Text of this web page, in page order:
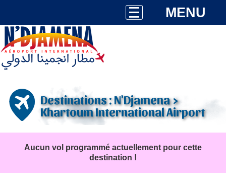
MENU
Destinations : N'Djamena >
Khartoum International Airport
Aucun vol programmé actuellement pour cette
destination !